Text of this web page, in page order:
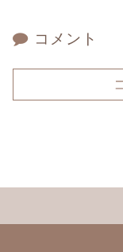
コメント